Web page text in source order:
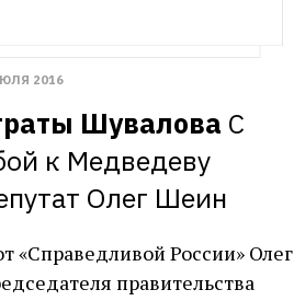
2016
Шувалова С
к Медведеву
Олег Шеин
«Справедливой России» Олег
правительства